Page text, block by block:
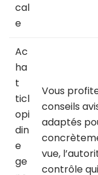
cal
e
Ac
ha
t
ticl
opi
din
e
ge
Vous
conseils
adaptés
vue,
contrôle qui